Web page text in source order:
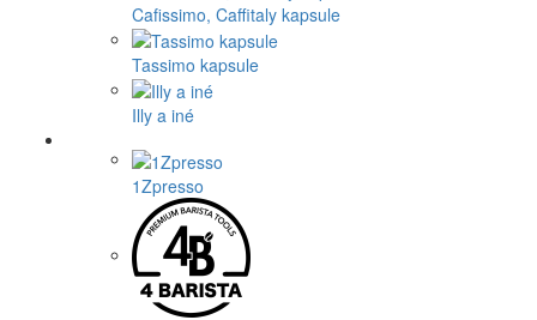
Cafissimo, Caffitaly kapsule
Tassimo kapsule
Illy a iné
1Zpresso